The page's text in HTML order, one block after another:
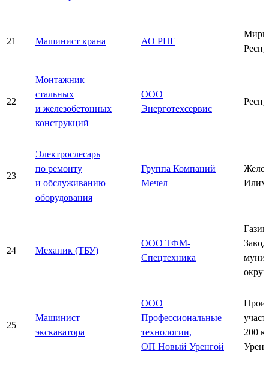
21 Машинист крана АО РНГ
22
Монтажник
стальных
и железобетонных
конструкций
ООО
Энерготехсервис
23
Электрослесарь
по ремонту
и обслуживанию
оборудования
Группа Компаний
Мечел
24 Механик (ТБУ)
ООО ТФМ-
Спецтехника
округ
25
Машинист
экскаватора
ООО
Профессиональные
технологии,
ОП Новый Уренгой
200